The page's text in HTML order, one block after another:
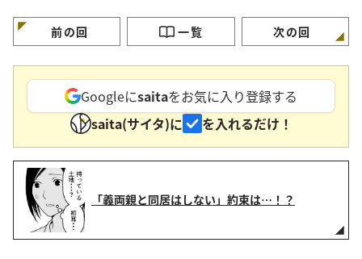
なのでは…？ 談】
前の回 一覧 次の回
Googleにsaitaをお気に入り登録する
saita(サイタ)に
を入れるだけ！
「義両親と同居はしない」約束は…！？